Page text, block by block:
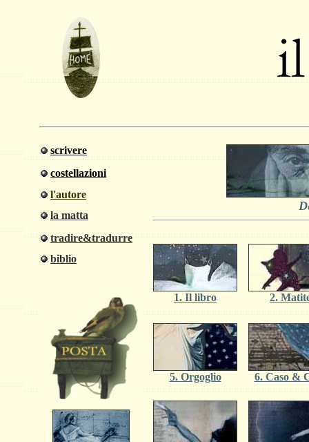
scrivere
costellazioni
l'autore
la matta
tradire&tradurre
biblio
1. Il libro 2.
5. Orgoglio 6. Caso &